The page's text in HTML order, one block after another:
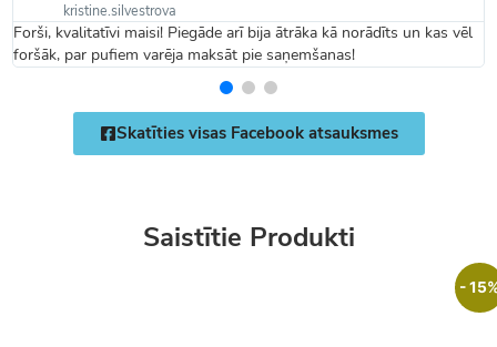
kristine.silvestrova
Forši, kvalitatīvi maisi! Piegāde arī bija ātrāka kā norādīts un kas vēl
foršāk, par pufiem varēja maksāt pie saņemšanas!
Skatīties visas Facebook atsauksmes
Saistītie Produkti
-